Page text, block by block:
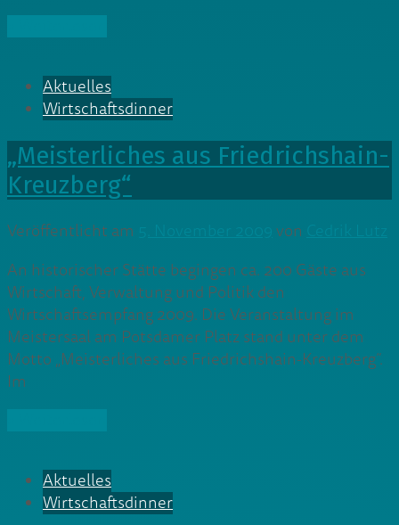
Aktuelles
Wirtschaftsdinner
„Meisterliches aus Friedrichshain-
Kreuzberg“
Veröffentlicht am von
An historischer Stätte begingen ca. 200 Gäste aus
Wirtschaft, Verwaltung und Politik den
Wirtschaftsempfang 2009. Die Veranstaltung im
Meistersaal am Potsdamer Platz stand unter dem
Motto „Meisterliches aus Friedrichshain-Kreuzberg“.
Im
Aktuelles
Wirtschaftsdinner